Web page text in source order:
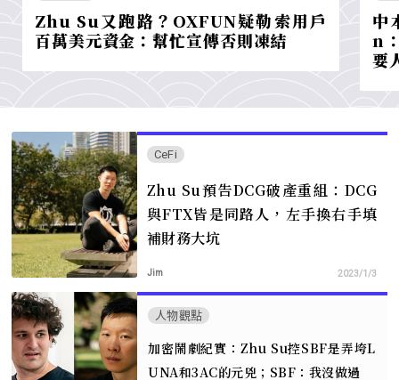
Zhu Su又跑路？OXFUN疑勒索用戶
百萬美元資金：幫忙宣傳否則凍結
中
n
要
CeFi
Zhu Su預告DCG破產重組：DCG
與FTX皆是同路人，左手換右手填
補財務大坑
Jim 2023/1/3
人物觀點
加密鬧劇紀實：Zhu Su控SBF是弄垮L
UNA和3AC的元兇；SBF：我沒做過